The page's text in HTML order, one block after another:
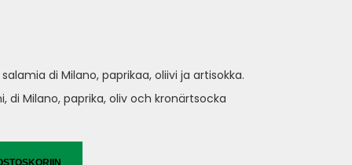
di Milano, paprikaa, oliivi ja artisokka.
di Milano, paprika, oliv och kronärtsocka